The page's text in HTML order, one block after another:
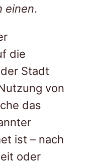
einen.
die
Stadt
von
das
ist – nach
oder